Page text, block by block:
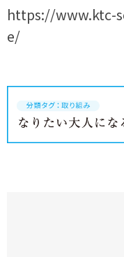
https://www.ktc-
e/